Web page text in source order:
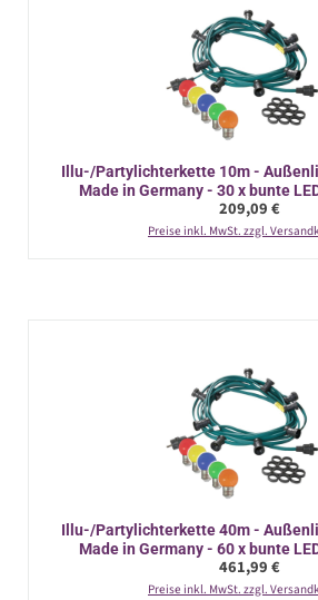
Illu-/Partylichterkette 10m -
Made in Germany - 30 x bunte
Regulärer Preis:
209,09 €
Preise inkl. MwSt. zzgl.
Illu-/Partylichterkette 40m -
Made in Germany - 60 x bunte
Regulärer Preis:
461,99 €
Preise inkl. MwSt. zzgl.